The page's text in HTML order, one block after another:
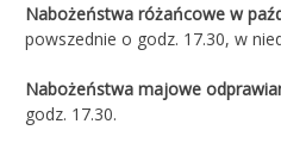
Nabożeństwa różańcowe w
powszednie o godz. 17.30, w
Nabożeństwa majowe
godz. 17.30.